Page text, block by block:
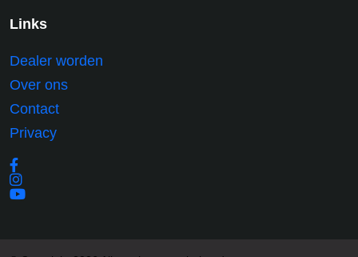
Links
Dealer worden
Over ons
Contact
Privacy